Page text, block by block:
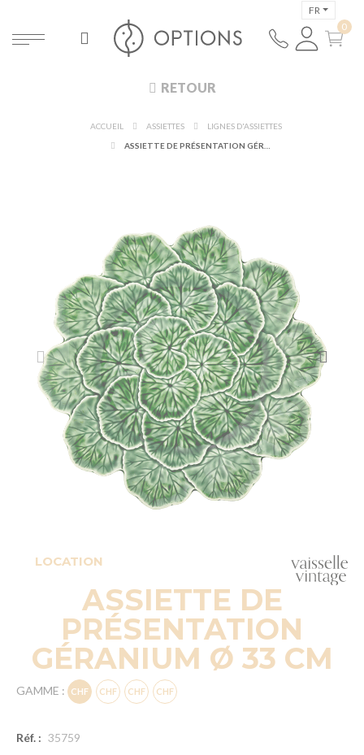
FR
RETOUR
ACCUEIL ASSIETTES
LIGNES D'ASSIETTES
LOCATION
ASSIETTE DE
PRÉSENTATION
GÉRANIUM Ø 33 CM
GAMME :
Réf. : 35759